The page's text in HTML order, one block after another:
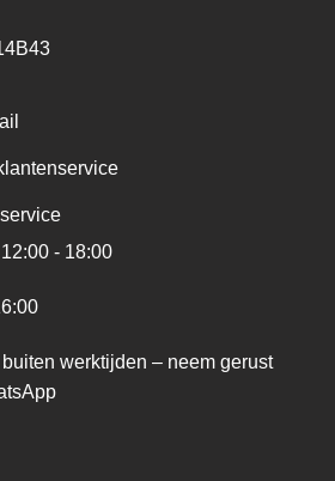
- 18:00
werktijden – neem gerust